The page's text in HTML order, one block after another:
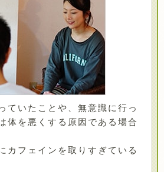
ていたことや、無意識に行っ
体を悪くする原因である場合
カフェインを取りすぎている